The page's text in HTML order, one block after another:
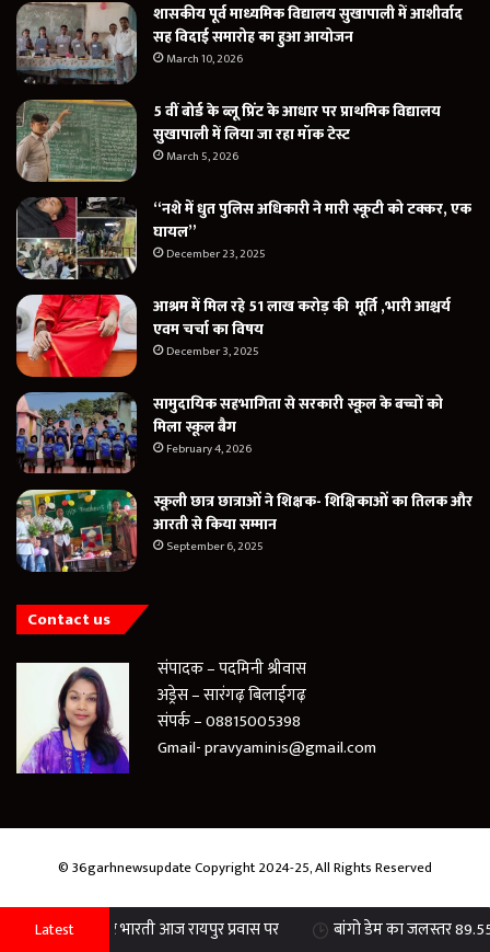
शासकीय पूर्व माध्यमिक विद्यालय सुखापाली में आशीर्वाद
सह विदाई समारोह का हुआ आयोजन
March 10, 2026
5 वीं बोर्ड के ब्लू प्रिंट के आधार पर प्राथमिक विद्यालय
सुखापाली में लिया जा रहा मॉक टेस्ट
March 5, 2026
“नशे में धुत पुलिस अधिकारी ने मारी स्कूटी को टक्कर, एक
घायल”
December 23, 2025
आश्रम में मिल रहे 51 लाख करोड़ की मूर्ति ,भारी आश्चर्य
एवम चर्चा का विषय
December 3, 2025
सामुदायिक सहभागिता से सरकारी स्कूल के बच्चों को
मिला स्कूल बैग
February 4, 2026
स्कूली छात्र छात्राओं ने शिक्षक- शिक्षिकाओं का तिलक और
आरती से किया सम्मान
September 6, 2025
Contact us
संपादक – पदमिनी श्रीवास
अड्रेस – सारंगढ़ बिलाईगढ़
संपर्क – 08815005398
Gmail- pravyaminis@gmail.com
© 36garhnewsupdate Copyright 2024-25, All Rights Reserved
Latest
आज रायपुर प्रवास पर बांगो डेम का जलस्तर 89.55 प्रतिशत पहुंचा, कभी भी